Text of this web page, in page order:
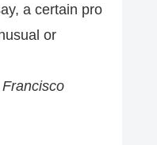
a certain pro
or